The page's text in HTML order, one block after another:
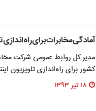
مدیر کل روابط عمومی شرکت
کشور برای راه‌اندازی تلویزیون
۱۸ تیر ۱۳۹۳